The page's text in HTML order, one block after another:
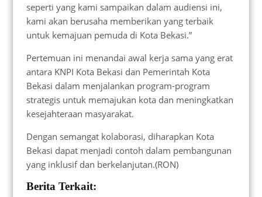
seperti yang kami sampaikan dalam audiensi ini,
kami akan berusaha memberikan yang terbaik
untuk kemajuan pemuda di Kota Bekasi.”
Pertemuan ini menandai awal kerja sama yang erat
antara KNPI Kota Bekasi dan Pemerintah Kota
Bekasi dalam menjalankan program-program
strategis untuk memajukan kota dan meningkatkan
kesejahteraan masyarakat.
Dengan semangat kolaborasi, diharapkan Kota
Bekasi dapat menjadi contoh dalam pembangunan
yang inklusif dan berkelanjutan.(RON)
Berita Terkait: